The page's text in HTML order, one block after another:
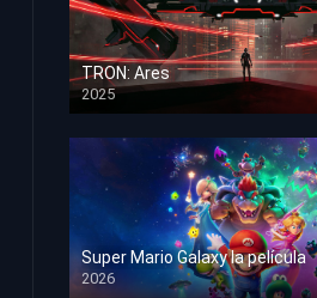
TRON: Ares
2025
HD 1080p
Super Mario Galaxy la película
2026
HD 1080p